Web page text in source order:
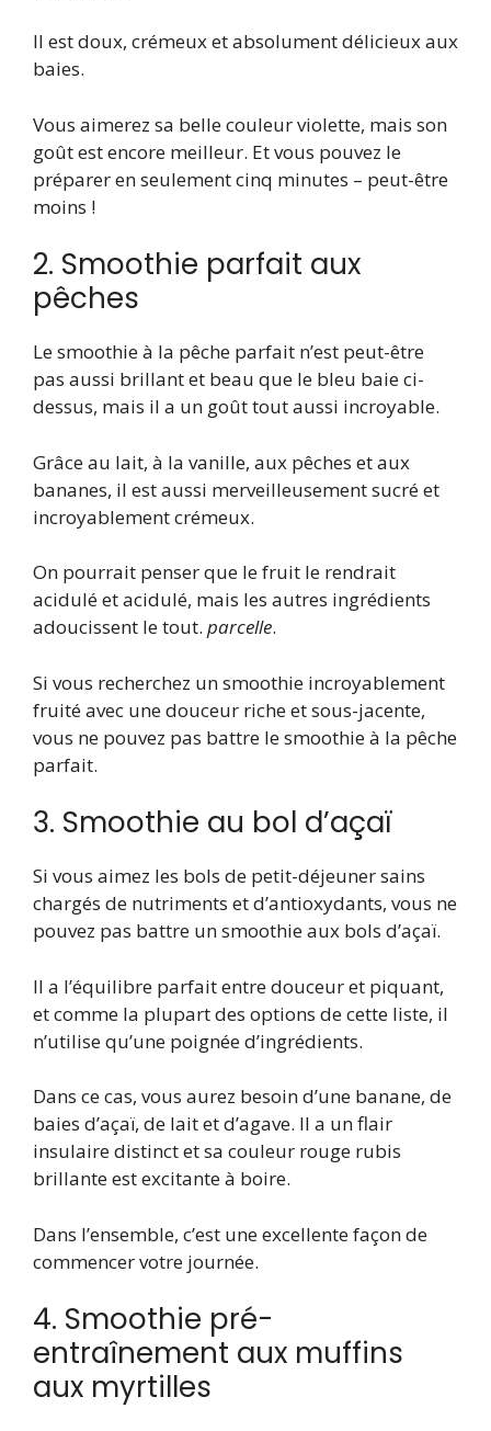
Il est doux, crémeux et absolument délicieux aux
baies.
Vous aimerez sa belle couleur violette, mais son
goût est encore meilleur. Et vous pouvez le
préparer en seulement cinq minutes – peut-être
moins !
2. Smoothie parfait aux
pêches
Le smoothie à la pêche parfait n’est peut-être
pas aussi brillant et beau que le bleu baie ci-
dessus, mais il a un goût tout aussi incroyable.
Grâce au lait, à la vanille, aux pêches et aux
bananes, il est aussi merveilleusement sucré et
incroyablement crémeux.
On pourrait penser que le fruit le rendrait
acidulé et acidulé, mais les autres ingrédients
adoucissent le tout. parcelle.
Si vous recherchez un smoothie incroyablement
fruité avec une douceur riche et sous-jacente,
vous ne pouvez pas battre le smoothie à la pêche
parfait.
3. Smoothie au bol d’açaï
Si vous aimez les bols de petit-déjeuner sains
chargés de nutriments et d’antioxydants, vous ne
pouvez pas battre un smoothie aux bols d’açaï.
Il a l’équilibre parfait entre douceur et piquant,
et comme la plupart des options de cette liste, il
n’utilise qu’une poignée d’ingrédients.
Dans ce cas, vous aurez besoin d’une banane, de
baies d’açaï, de lait et d’agave. Il a un flair
insulaire distinct et sa couleur rouge rubis
brillante est excitante à boire.
Dans l’ensemble, c’est une excellente façon de
commencer votre journée.
4. Smoothie pré-
entraînement aux muffins
aux myrtilles